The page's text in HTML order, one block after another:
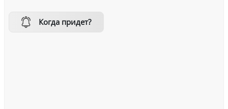
Когда придет?